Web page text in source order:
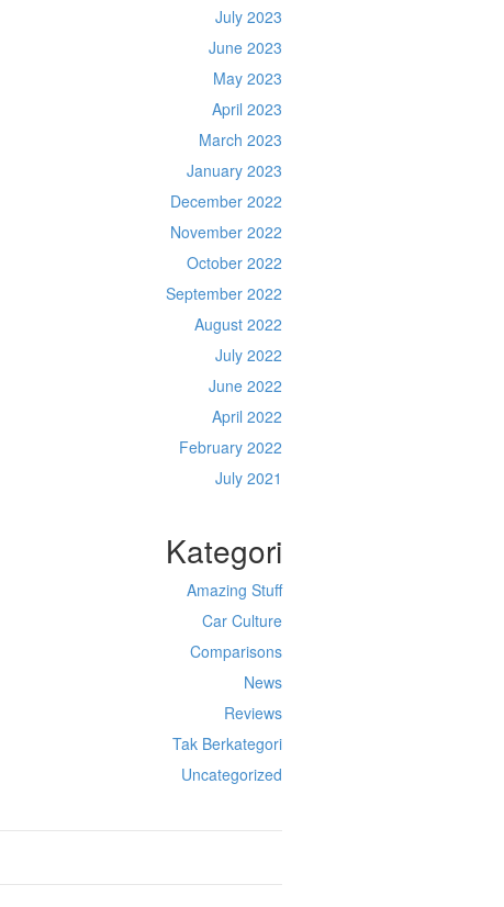
July 2023
June 2023
May 2023
April 2023
March 2023
January 2023
December 2022
November 2022
October 2022
September 2022
August 2022
July 2022
June 2022
April 2022
February 2022
July 2021
Kategori
Amazing Stuff
Car Culture
Comparisons
News
Reviews
Tak Berkategori
Uncategorized